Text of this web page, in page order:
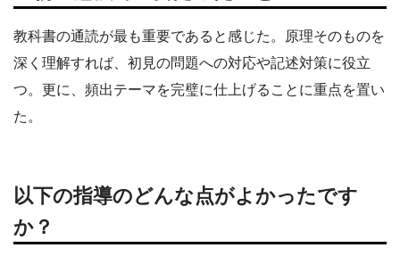
教科書の通読が最も重要であると感じた。原理そのものを
深く理解すれば、初見の問題への対応や記述対策に役立
つ。更に、頻出テーマを完璧に仕上げることに重点を置い
た。
以下の指導のどんな点がよかったです
か？